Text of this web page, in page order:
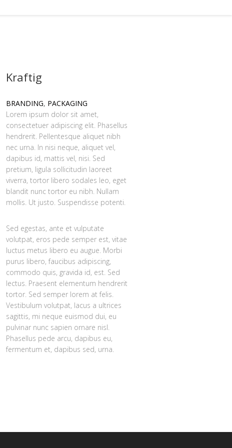
Kraftig
BRANDING, PACKAGING
Lorem ipsum dolor sit amet,
consectetuer adipiscing elit. Phasellus
hendrerit. Pellentesque aliquet nibh
nec urna. In nisi neque, aliquet vel,
dapibus id, mattis vel, nisi. Sed
pretium, ligula sollicitudin laoreet
viverra, tortor libero sodales leo, eget
blandit nunc tortor eu nibh. Nullam
mollis. Ut justo. Suspendisse potenti.
Sed egestas, ante et vulputate
volutpat, eros pede semper est, vitae
luctus metus libero eu augue. Morbi
purus libero, faucibus adipiscing,
commodo quis, gravida id, est. Sed
lectus. Praesent elementum hendrerit
tortor. Sed semper lorem at felis.
Vestibulum volutpat, lacus a ultrices
sagittis, mi neque euismod dui, eu
pulvinar nunc sapien ornare nisl.
Phasellus pede arcu, dapibus eu,
fermentum et, dapibus sed, urna.